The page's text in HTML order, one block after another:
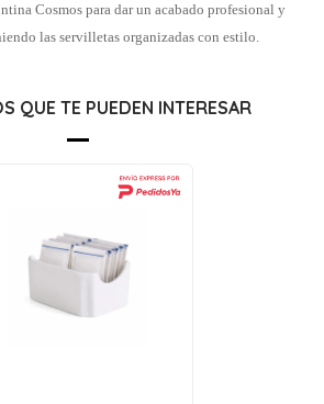
Cosmos para dar un acabado profesional y
las servilletas organizadas con estilo.
QUE TE PUEDEN INTERESAR